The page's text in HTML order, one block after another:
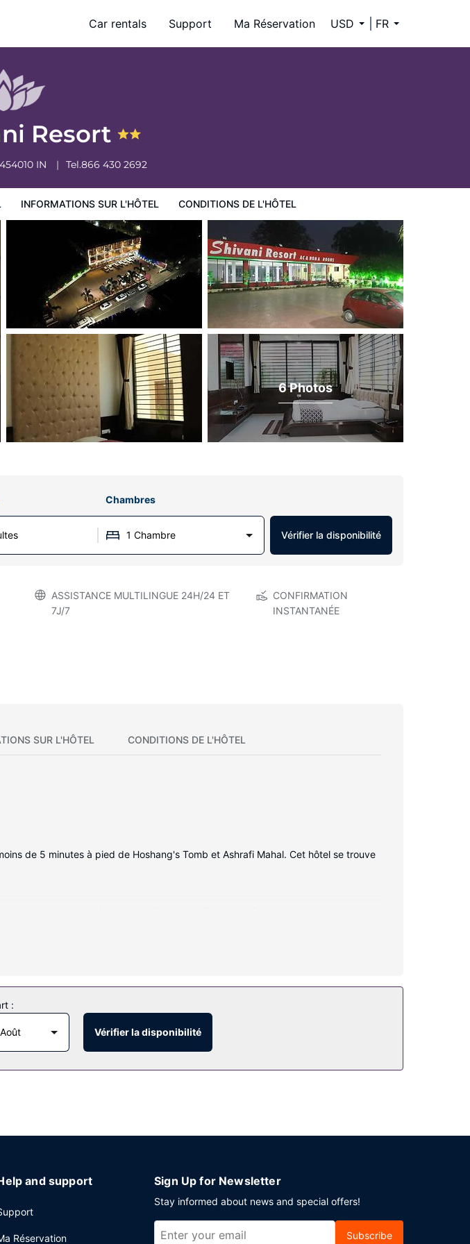
Car rentals Support Ma Réservation USD FR
Resort
454010 IN Tel.866 430 2692
INFORMATIONS SUR L'HÔTEL CONDITIONS DE L'HÔTEL
6 Photos
Chambres
1 Chambre Vérifier la disponibilité
ASSISTANCE MULTILINGUE 24H/24 ET
7J/7
CONFIRMATION
INSTANTANÉE
SUR L'HÔTEL CONDITIONS DE L'HÔTEL
de 5 minutes à pied de Hoshang's Tomb et Ashrafi Mahal. Cet hôtel se trouve
:
Vérifier la disponibilité
and support
Réservation
Sign Up for Newsletter
Stay informed about news and special offers!
Subscribe